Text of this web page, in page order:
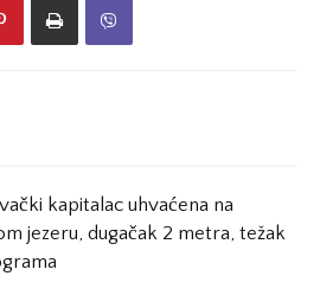
kapitalac uhvaćena na
jezeru, dugačak 2 metra, težak